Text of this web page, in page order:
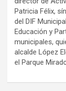
Patricia Félix,
del DIF
Educación y
municipales,
alcalde López
el Parque